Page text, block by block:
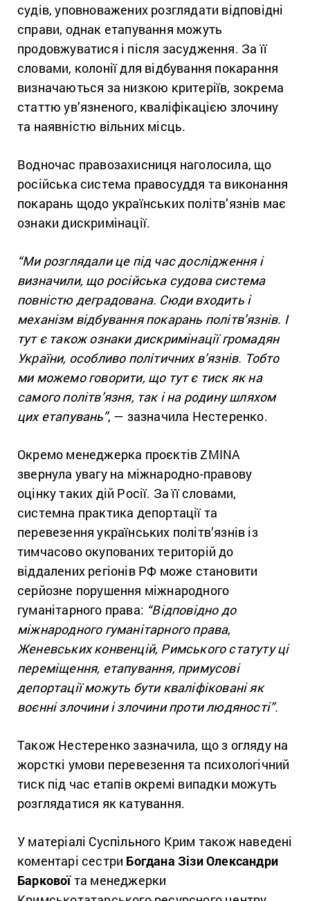
судів, уповноважених розглядати відповідні
справи, однак етапування можуть
продовжуватися і після засудження. За її
словами, колонії для відбування покарання
визначаються за низкою критеріїв, зокрема
статтю ув’язненого, кваліфікацією злочину
та наявністю вільних місць.
Водночас правозахисниця наголосила, що
російська система правосуддя та виконання
покарань щодо українських політв’язнів має
ознаки дискримінації.
“Ми розглядали це під час дослідження і
визначили, що російська судова система
повністю деградована. Сюди входить і
механізм відбування покарань політв’язнів. І
тут є також ознаки дискримінації громадян
України, особливо політичних в’язнів. Тобто
ми можемо говорити, що тут є тиск як на
самого політв’язня, так і на родину шляхом
цих етапувань”, — зазначила Нестеренко.
Окремо менеджерка проєктів ZMINA
звернула увагу на міжнародно-правову
оцінку таких дій Росії. За її словами,
системна практика депортації та
перевезення українських політв’язнів із
тимчасово окупованих територій до
віддалених регіонів РФ може становити
серйозне порушення міжнародного
гуманітарного права: “Відповідно до
міжнародного гуманітарного права,
Женевських конвенцій, Римського статуту ці
переміщення, етапування, примусові
депортації можуть бути кваліфіковані як
воєнні злочини і злочини проти людяності”.
Також Нестеренко зазначила, що з огляду на
жорсткі умови перевезення та психологічний
тиск під час етапів окремі випадки можуть
розглядатися як катування.
У матеріалі Суспільного Крим також наведені
коментарі сестри Богдана Зізи Олександри
Барковоїта менеджерки